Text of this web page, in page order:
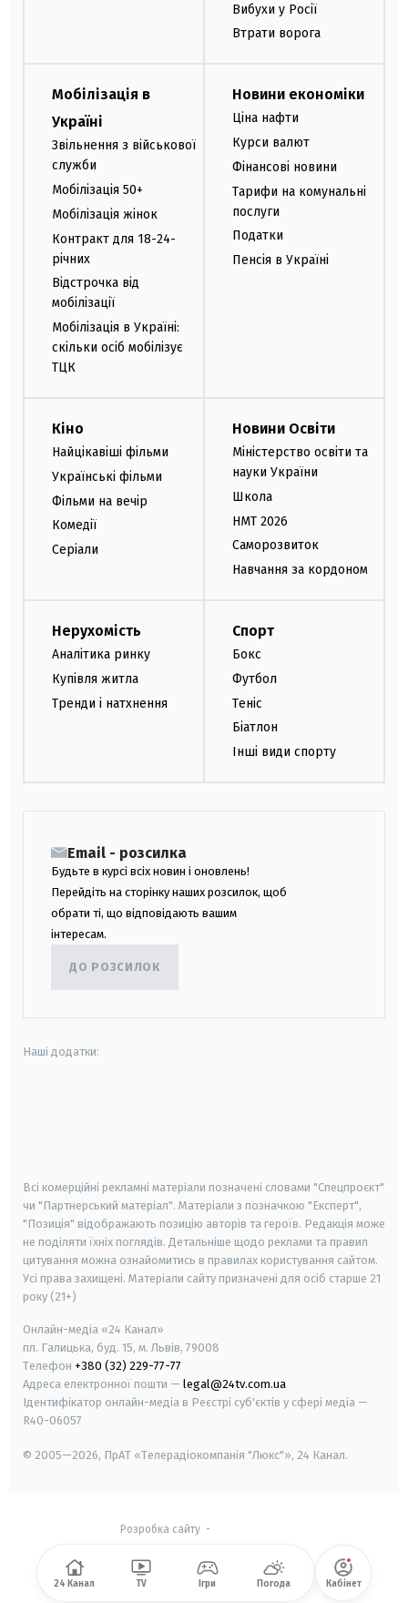
Вибухи у Росії
Втрати ворога
Мобілізація в
Україні
Звільнення з військової
служби
Мобілізація 50+
Мобілізація жінок
Контракт для 18-24-
річних
Відстрочка від
мобілізації
Мобілізація в Україні:
скільки осіб мобілізує
ТЦК
Новини економіки
Ціна нафти
Курси валют
Фінансові новини
Тарифи на комунальні
послуги
Податки
Пенсія в Україні
Кіно
Найцікавіші фільми
Українські фільми
Фільми на вечір
Комедії
Серіали
Новини Освіти
Міністерство освіти та
науки України
Школа
НМТ 2026
Саморозвиток
Навчання за кордоном
Нерухомість
Аналітика ринку
Купівля житла
Тренди і натхнення
Спорт
Бокс
Футбол
Теніс
Біатлон
Інші види спорту
Email - розсилка
Будьте в курсі всіх новин і оновлень!
Перейдіть на сторінку наших розсилок, щоб
обрати ті, що відповідають вашим
інтересам.
ДО РОЗСИЛОК
Наші додатки:
Всі комерційні рекламні матеріали позначені словами "Спецпроєкт"
чи "Партнерський матеріал". Матеріали з позначкою "Експерт",
"Позиція" відображають позицію авторів та героїв. Редакція може
не поділяти їхніх поглядів. Детальніше щодо реклами та правил
цитування можна ознайомитись в правилах користування сайтом.
Усі права захищені. Матеріали сайту призначені для осіб старше 21
року (21+)
Онлайн-медіа «24 Канал»
пл. Галицька, буд. 15, м. Львів, 79008
Телефон +380 (32) 229-77-77
Адреса електронної пошти — legal@24tv.com.ua
Ідентифікатор онлайн-медіа в Реєстрі суб'єктів у сфері медіа —
R40-06057
© 2005—2026, ПрАТ «Телерадіокомпанія "Люкс"», 24 Канал.
Розробка сайту-
24 Канал TV Ігри Погода Кабінет